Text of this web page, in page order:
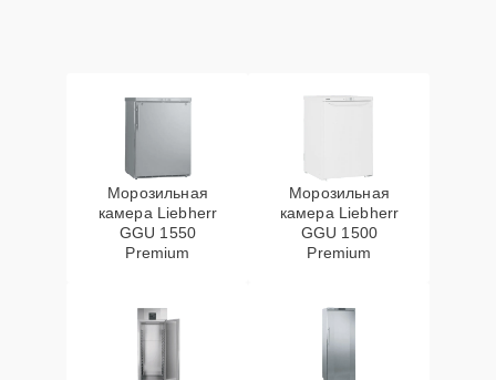
Морозильная
камера Liebherr
GGU 1550
Premium
Морозильная
камера Liebherr
GGU 1500
Premium